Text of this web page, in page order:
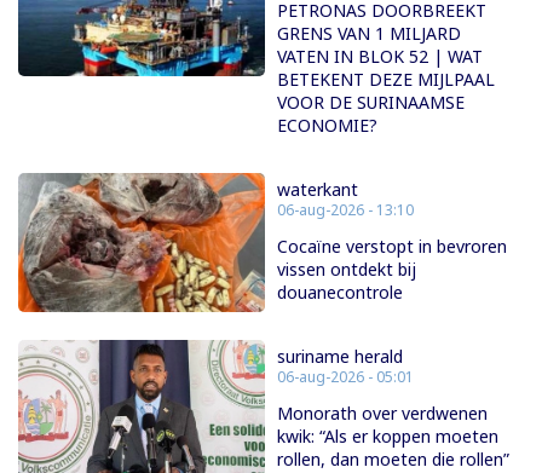
PETRONAS DOORBREEKT
GRENS VAN 1 MILJARD
VATEN IN BLOK 52 | WAT
BETEKENT DEZE MIJLPAAL
VOOR DE SURINAAMSE
ECONOMIE?
waterkant
06-aug-2026 - 13:10
Cocaïne verstopt in bevroren
vissen ontdekt bij
douanecontrole
suriname herald
06-aug-2026 - 05:01
Monorath over verdwenen
kwik: “Als er koppen moeten
rollen, dan moeten die rollen”